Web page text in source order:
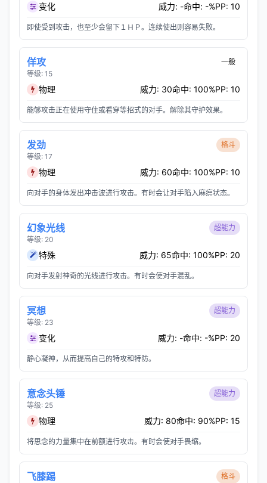
变化 威力: -命中: -%PP: 10
即使受到攻击，也至少会留下１ＨＰ。连续使出则容易失败。
佯攻
等级: 15
一般
物理 威力: 30命中: 100%PP: 10
能够攻击正在使用守住或看穿等招式的对手。解除其守护效果。
发劲
等级: 17
格斗
物理 威力: 60命中: 100%PP: 10
向对手的身体发出冲击波进行攻击。有时会让对手陷入麻痹状态。
幻象光线
等级: 20
超能力
特殊 威力: 65命中: 100%PP: 20
向对手发射神奇的光线进行攻击。有时会使对手混乱。
冥想
等级: 23
超能力
变化 威力: -命中: -%PP: 20
静心凝神，从而提高自己的特攻和特防。
意念头锤
等级: 25
超能力
物理 威力: 80命中: 90%PP: 15
将思念的力量集中在前额进行攻击。有时会使对手畏缩。
飞膝踢 格斗